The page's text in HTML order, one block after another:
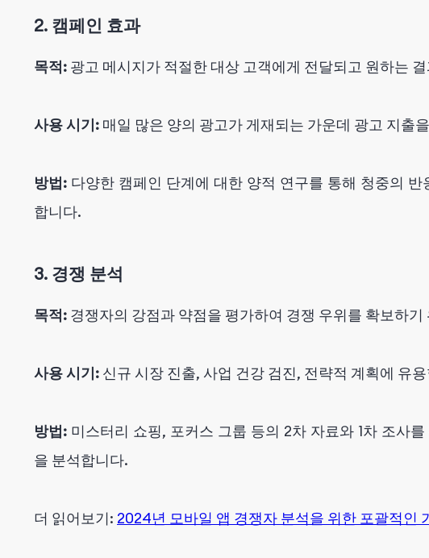
2. 캠페인 효과
목적: 광고 메시지가 적절한 대상 고객에게 전달되고 원하는
사용 시기: 매일 많은 양의 광고가 게재되는 가운데 광고 지출
방법: 다양한 캠페인 단계에 대한 양적 연구를 통해 청중의
합니다.
3. 경쟁 분석
목적: 경쟁자의 강점과 약점을 평가하여 경쟁 우위를 확보하
사용 시기: 신규 시장 진출, 사업 건강 검진, 전략적 계획에 유
방법: 미스터리 쇼핑, 포커스 그룹 등의 2차 자료와 1차 조사
을 분석합니다.
더 읽어보기: 2024년 모바일 앱 경쟁자 분석을 위한 포괄적인